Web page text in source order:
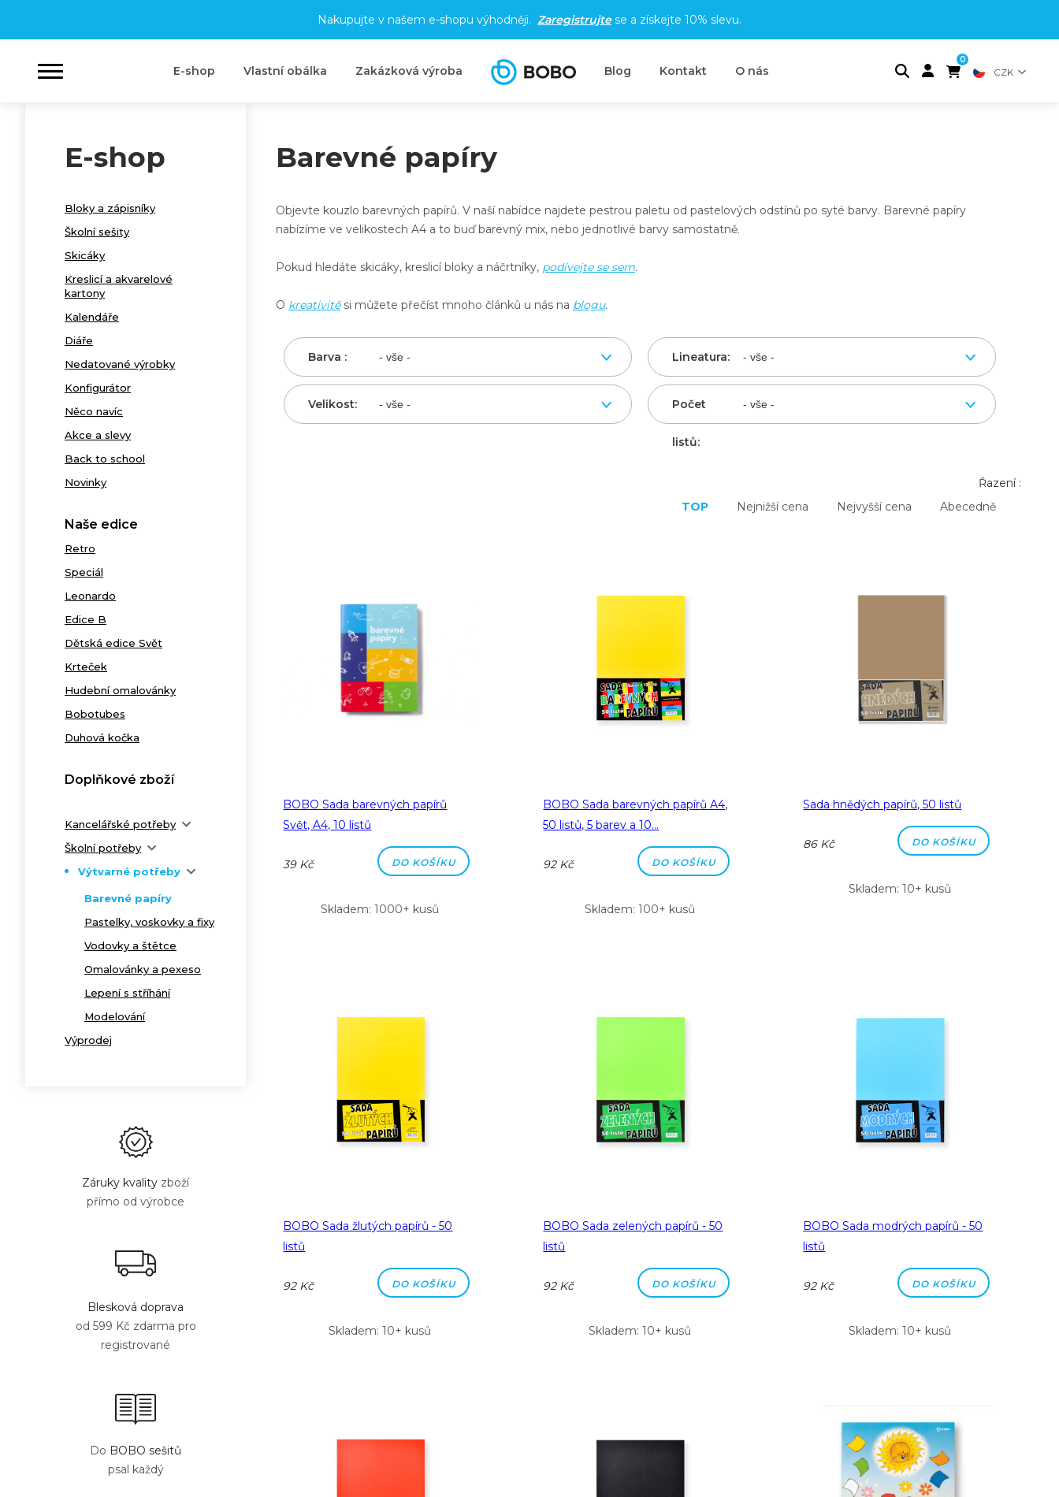
Nakupujte v našem e-shopu výhodněji. Zaregistrujtese a získejte 10% slevu.
E-shop Vlastní obálka Zakázková výroba Blog Kontakt O nás
0
CZK
E-shop
Bloky a zápisníky
Školní sešity
Skicáky
Kreslicí a akvarelové
kartony
Kalendáře
Diáře
Nedatované výrobky
Konfigurátor
Něco navíc
Akce a slevy
Back to school
Novinky
Naše edice
Retro
Speciál
Leonardo
Edice B
Dětská edice Svět
Krteček
Hudební omalovánky
Bobotubes
Duhová kočka
Doplňkové zboží
Kancelářské potřeby
Školní potřeby
Výtvarné potřeby
Barevné papíry
Pastelky, voskovky a fixy
Vodovky a štětce
Omalovánky a pexeso
Lepení s stříhání
Modelování
Výprodej
Záruky kvality zboží
přímo od výrobce
Blesková doprava
od 599 Kč zdarma pro
registrované
Do BOBO sešitů
psal každý
Barevné papíry
Objevte kouzlo barevných papírů. V naší nabídce najdete pestrou paletu od pastelových odstínů po syté barvy. Barevné papíry
nabízíme ve velikostech A4 a to buďbarevný mix, nebo jednotlivé barvy samostatně.
Pokud hledáte skicáky, kreslicí bloky a náčrtníky, podívejte se sem.
O kreativitěsi můžete přečíst mnoho článků u nás na blogu.
Barva : Lineatura:
Velikost: Počet
listů:
Řazení :
TOP
Nejnižší cena Nejvyšší cena Abecedně
BOBO Sada barevných papírů
Svět, A4, 10 listů
39 Kč DO KOŠÍKU
Skladem: 1000+ kusů
BOBO Sada barevných papírů A4,
50 listů, 5 barev a 10…
92 Kč DO KOŠÍKU
Skladem: 100+ kusů
Sada hnědých papírů, 50 listů
86 Kč DO KOŠÍKU
Skladem: 10+ kusů
BOBO Sada žlutých papírů - 50
listů
92 Kč DO KOŠÍKU
Skladem: 10+ kusů
BOBO Sada zelených papírů - 50
listů
92 Kč DO KOŠÍKU
Skladem: 10+ kusů
BOBO Sada modrých papírů - 50
listů
92 Kč DO KOŠÍKU
Skladem: 10+ kusů